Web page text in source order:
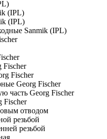
(IPL)
(IPL)
Sanmik (IPL)
Fischer
Fischer
Georg Fischer
часть Georg Fischer
Fischer
отводом
резьбой
резьбой